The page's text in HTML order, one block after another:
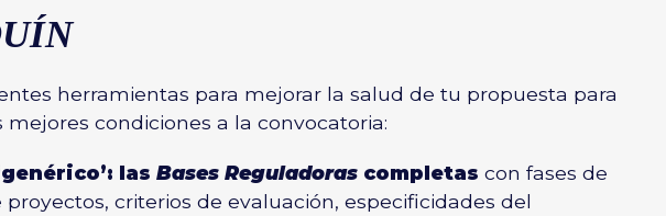
herramientas para mejorar la salud de tu propuesta para
condiciones a la convocatoria:
las Bases Reguladoras completas con fases de
criterios de evaluación, especificidades del